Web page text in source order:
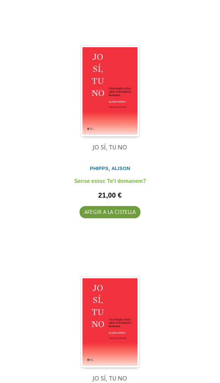
JO SÍ, TU NO
PHIPPS, ALISON
Sense estoc Te'l demanem?
21,00 €
AFEGIR A LA CISTELLA
JO SÍ, TU NO